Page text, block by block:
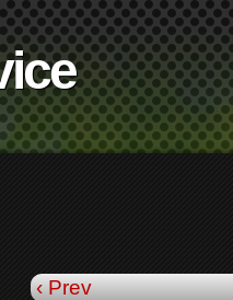
‹ Prev